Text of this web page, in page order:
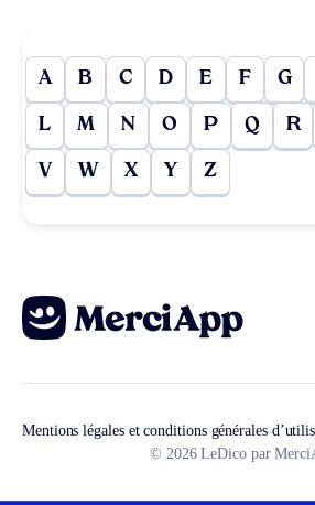
A B C D E F G
L M N O P Q R
V W X Y Z
Mentions légales et conditions générales
© 2026 LeDico par